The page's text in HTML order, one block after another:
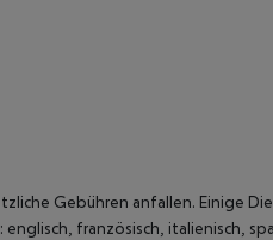
Gebühren anfallen. Einige
französisch, italienisch,